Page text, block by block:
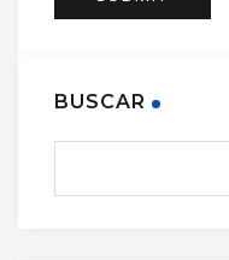
BUSCAR